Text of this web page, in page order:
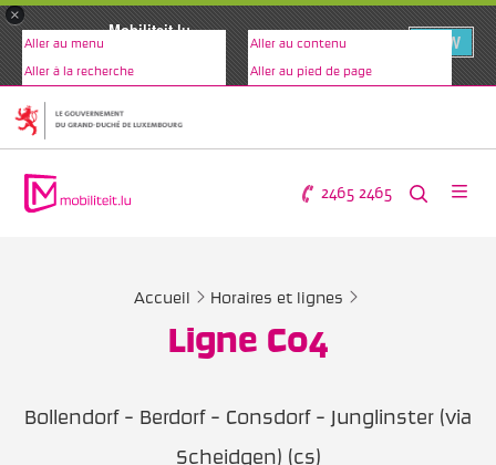
×
Mobiliteit.lu
VIEW
Aller au menu Aller au contenu
Aller à la recherche Aller au pied de page
2465 2465
Accueil Horaires et lignes
Ligne C04
Bollendorf - Berdorf - Consdorf - Junglinster (via
Scheidgen) (cs)